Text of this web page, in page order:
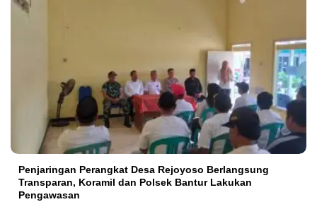
Penjaringan Perangkat Desa Rejoyoso Berlangsung
Transparan, Koramil dan Polsek Bantur Lakukan
Pengawasan